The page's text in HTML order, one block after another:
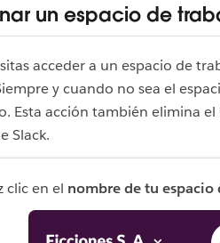
un espacio de
acceder a un espacio de
y cuando no sea el
Esta acción también elimina
Slack.
clic en el nombre de tu espacio